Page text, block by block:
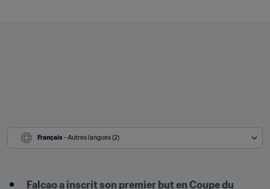
Français - Autres langues (2)
Falcao a inscrit son premier but en Coupe du